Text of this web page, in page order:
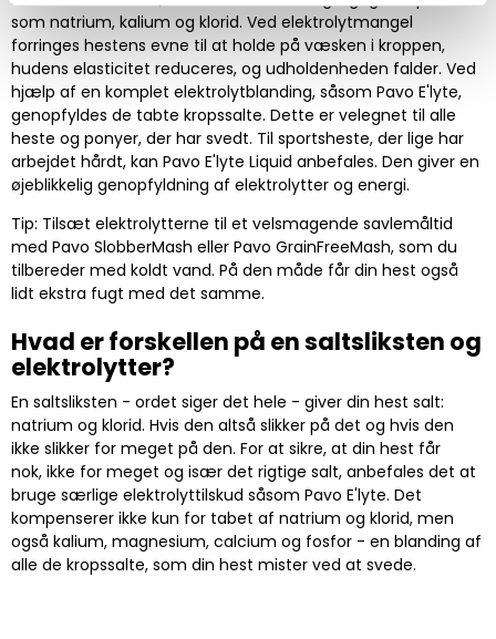
som natrium, kalium og klorid. Ved elektrolytmangel
forringes hestens evne til at holde på væsken i kroppen,
hudens elasticitet reduceres, og udholdenheden falder. Ved
hjælp af en komplet elektrolytblanding, såsom Pavo E'lyte,
genopfyldes de tabte kropssalte. Dette er velegnet til alle
heste og ponyer, der har svedt. Til sportsheste, der lige har
arbejdet hårdt, kan Pavo E'lyte Liquid anbefales. Den giver en
øjeblikkelig genopfyldning af elektrolytter og energi.
Tip: Tilsæt elektrolytterne til et velsmagende savlemåltid
med Pavo SlobberMash eller Pavo GrainFreeMash, som du
tilbereder med koldt vand. På den måde får din hest også
lidt ekstra fugt med det samme.
Hvad er forskellen på en saltsliksten og
elektrolytter?
En saltsliksten - ordet siger det hele - giver din hest salt:
natrium og klorid. Hvis den altså slikker på det og hvis den
ikke slikker for meget på den. For at sikre, at din hest får
nok, ikke for meget og især det rigtige salt, anbefales det at
bruge særlige elektrolyttilskud såsom Pavo E'lyte. Det
kompenserer ikke kun for tabet af natrium og klorid, men
også kalium, magnesium, calcium og fosfor - en blanding af
alle de kropssalte, som din hest mister ved at svede.